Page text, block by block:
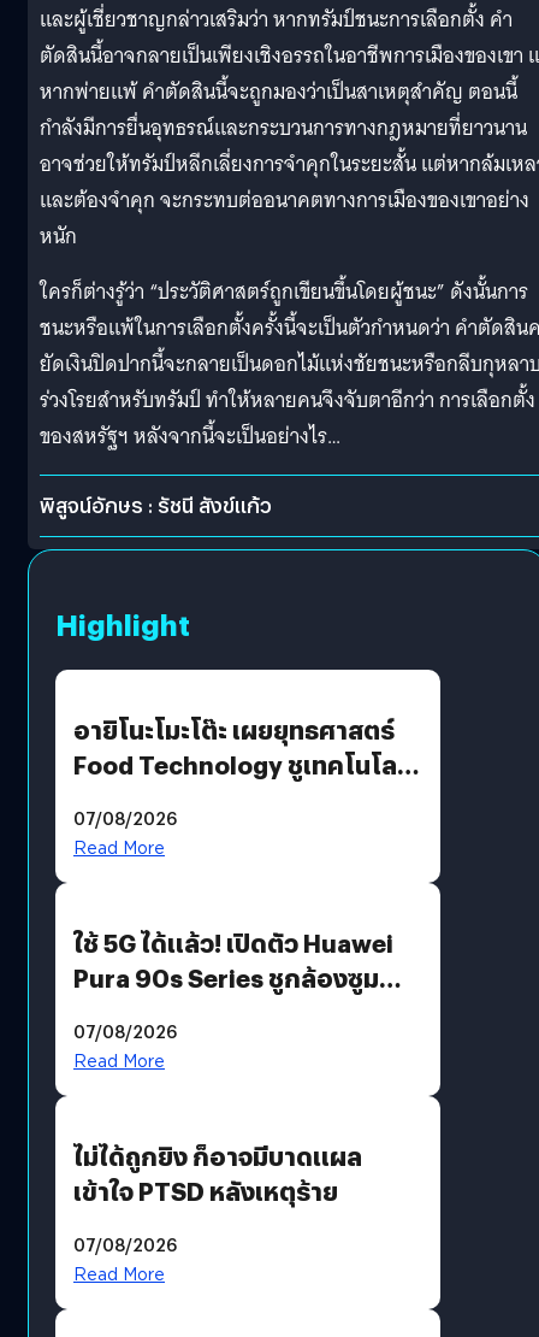
และผู้เชี่ยวชาญกล่าวเสริมว่า หากทรัมป์ชนะการเลือกตั้ง คำ
ตัดสินนี้อาจกลายเป็นเพียงเชิงอรรถในอาชีพการเมืองของเขา
หากพ่ายแพ้ คำตัดสินนี้จะถูกมองว่าเป็นสาเหตุสำคัญ ตอนนี้
กำลังมีการยื่นอุทธรณ์และกระบวนการทางกฎหมายที่ยาวนาน
อาจช่วยให้ทรัมป์หลีกเลี่ยงการจำคุกในระยะสั้น แต่หากล้มเห
และต้องจำคุก จะกระทบต่ออนาคตทางการเมืองของเขาอย่าง
หนัก
ใครก็ต่างรู้ว่า “ประวัติศาสตร์ถูกเขียนขึ้นโดยผู้ชนะ” ดังนั้นการ
ชนะหรือแพ้ในการเลือกตั้งครั้งนี้จะเป็นตัวกำหนดว่า คำตัดสิน
ยัดเงินปิดปากนี้จะกลายเป็นดอกไม้แห่งชัยชนะหรือกลีบกุหลา
ร่วงโรยสำหรับทรัมป์ ทำให้หลายคนจึงจับตาอีกว่า การเลือกตั้ง
ของสหรัฐฯ หลังจากนี้จะเป็นอย่างไร…
พิสูจน์อักษร : รัชนี สังข์แก้ว
Highlight
อายิโนะโมะโต๊ะ เผยยุทธศาสตร์
Food Technology ชูเทคโนโลยี
บริโภคและ B2B
07/08/2026
Read More
ใช้ 5G ได้แล้ว! เปิดตัว Huawei
Pura 90s Series ชูกล้องซูม
07/08/2026
Read More
ไม่ได้ถูกยิง ก็อาจมีบาดแผล
เข้าใจ PTSD หลังเหตุร้าย
07/08/2026
Read More